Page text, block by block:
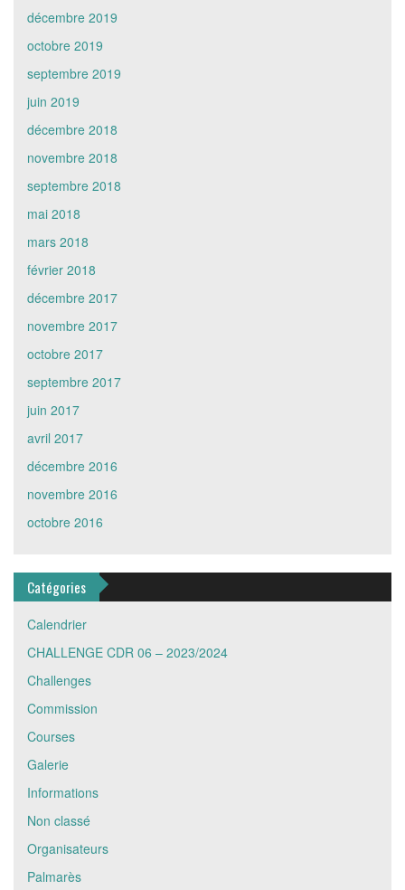
décembre 2019
octobre 2019
septembre 2019
juin 2019
décembre 2018
novembre 2018
septembre 2018
mai 2018
mars 2018
février 2018
décembre 2017
novembre 2017
octobre 2017
septembre 2017
juin 2017
avril 2017
décembre 2016
novembre 2016
octobre 2016
Catégories
Calendrier
CHALLENGE CDR 06 – 2023/2024
Challenges
Commission
Courses
Galerie
Informations
Non classé
Organisateurs
Palmarès